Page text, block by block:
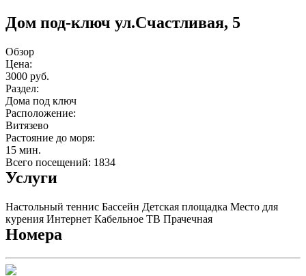
Дом под-ключ ул.Счастливая, 5
Обзор
Цена:
3000 руб.
Раздел:
Дома под ключ
Расположение:
Витязево
Растояние до моря:
15 мин.
Всего посещений: 1834
Услуги
Настольный теннис Бассейн Детская площадка Место для
курения Интернет Кабельное ТВ Прачечная
Номера